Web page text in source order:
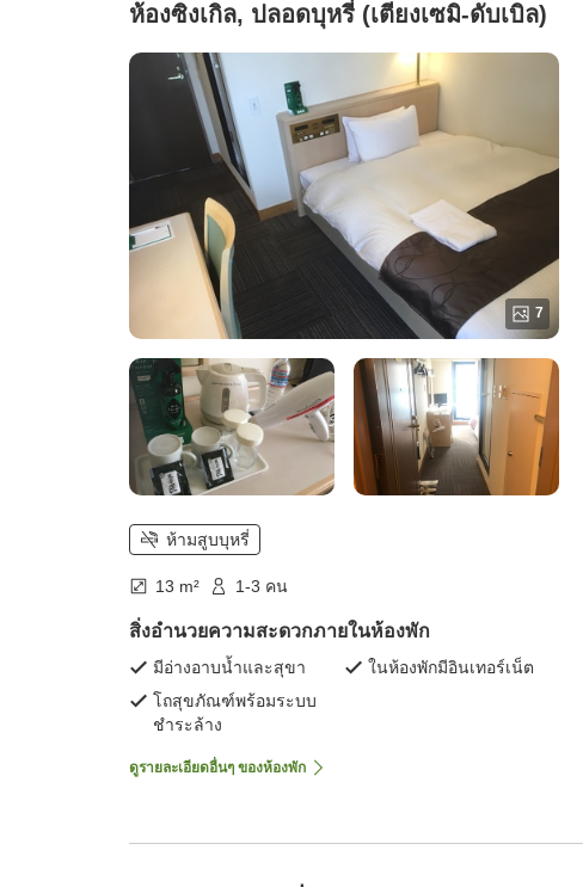
ห้องซิงเกิล, ปลอดบุหรี่ (เตียงเซมิ-ดับเบิล)
7
ห้ามสูบบุหรี่
13 m² 1-3 คน
สิ่งอำนวยความสะดวกภายในห้องพัก
มีอ่างอาบน้ำและสุขา
ในห้องพักมีอินเทอร์เน็ต
โถสุขภัณฑ์พร้อมระบบ
ชำระล้าง
ดูรายละเอียดอื่นๆ ของห้องพัก